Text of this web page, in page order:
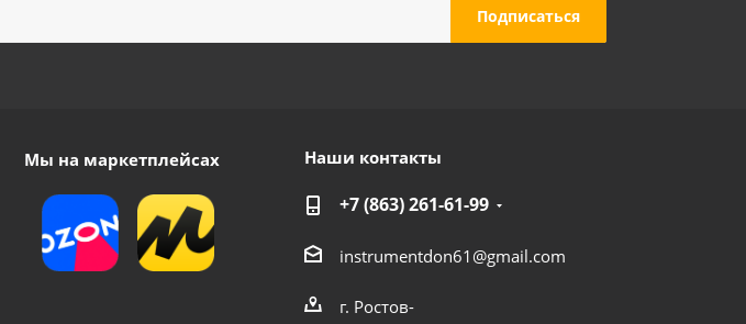
Мы на маркетплейсах Наши контакты
+7 (863) 261-61-99
instrumentdon61@gmail.com
г. Ростов-